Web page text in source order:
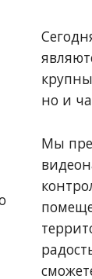
но и
Мы